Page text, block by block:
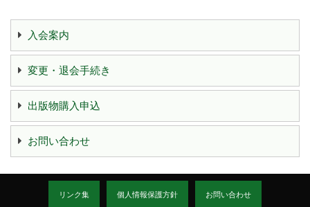
入会案内
変更・退会手続き
出版物購入申込
お問い合わせ
リンク集 個人情報保護方針 お問い合わせ